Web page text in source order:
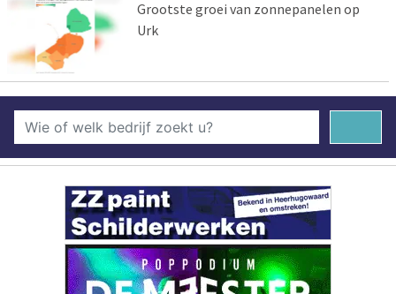
Grootste groei van zonnepanelen op
Urk